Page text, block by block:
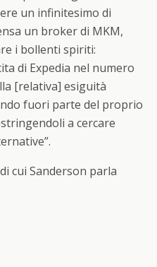
un infinitesimo di
un broker di MKM,
i bollenti spiriti:
di Expedia nel numero
[relativa] esiguità
fuori parte del proprio
a cercare
cui Sanderson parla